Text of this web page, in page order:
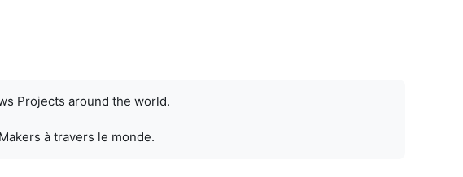
Projects around the world.
à travers le monde.